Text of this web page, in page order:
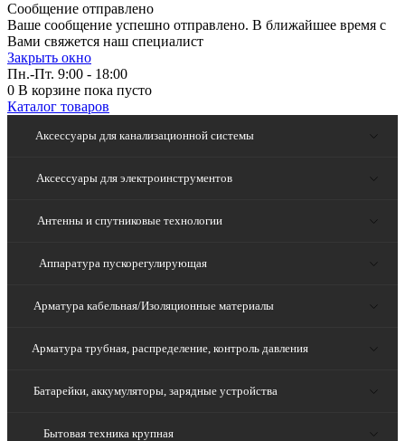
Сообщение отправлено
Ваше сообщение успешно отправлено. В ближайшее время с
Вами свяжется наш специалист
Закрыть окно
Пн.-Пт. 9:00 - 18:00
0 В корзине пока пусто
Каталог товаров
Аксессуары для канализационной системы
Аксессуары для электроинструментов
Антенны и спутниковые технологии
Аппаратура пускорегулирующая
Арматура кабельная/Изоляционные материалы
Арматура трубная, распределение, контроль давления
Батарейки, аккумуляторы, зарядные устройства
Бытовая техника крупная